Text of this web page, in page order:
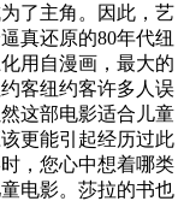
了主角。因此，艺
真还原的80年代纽
用自漫画，最大的
客纽约客许多人误
这部电影适合儿童
更能引起经历过此
，您心中想着哪类
电影。莎拉的书也